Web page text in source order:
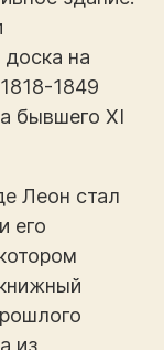
на
1849
бывшего XI
Леон стал
его
из